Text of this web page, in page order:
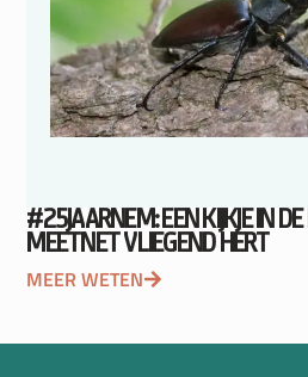
#25JAARNEM: EEN KIJKJE IN
MEETNET VLIEGEND HERT
MEER WETEN